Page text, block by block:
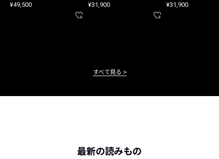
¥49,500 ¥31,900 ¥31,900
すべて見る
最新の読みもの